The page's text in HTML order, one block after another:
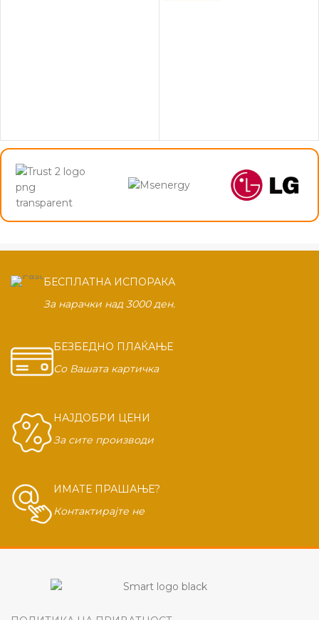
БЕСПЛАТНА ИСПОРАКА
За нарачки над 3000 ден.
БЕЗБЕДНО ПЛАЌАЊЕ
Со Вашата картичка
НАЈДОБРИ ЦЕНИ
За сите производи
ИМАТЕ ПРАШАЊЕ?
Контактирајте не